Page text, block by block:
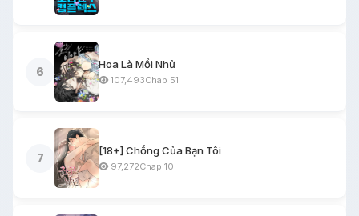
6
Hoa Là Mồi Nhử
107,493Chap 51
7
[18+] Chồng Của Bạn Tôi
97,272Chap 10